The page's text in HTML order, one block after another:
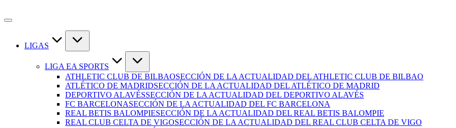
al
LIGAS
LIGA EA SPORTS
ATHLETIC CLUB DE BILBAOSECCIÓN DE LA ACTUALIDAD DEL ATHLETIC CLUB DE BILBAO
ATLÉTICO DE MADRIDSECCIÓN DE LA ACTUALIDAD DEL ATLÉTICO DE MADRID
DEPORTIVO ALAVÉSSECCIÓN DE LA ACTUALIDAD DEL DEPORTIVO ALAVÉS
FC BARCELONASECCIÓN DE LA ACTUALIDAD DEL FC BARCELONA
REAL BETIS BALOMPIESECCIÓN DE LA ACTUALIDAD DEL REAL BETIS BALOMPIE
REAL CLUB CELTA DE VIGOSECCIÓN DE LA ACTUALIDAD DEL REAL CLUB CELTA DE VIGO